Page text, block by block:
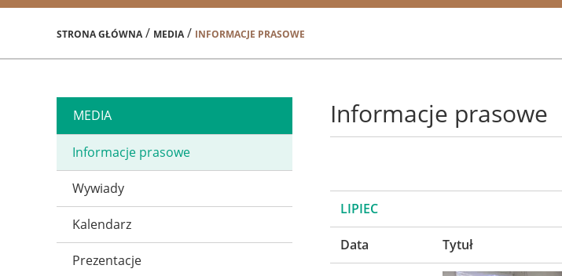
STRONA GŁÓWNA/ MEDIA/ INFORMACJE PRASOWE
MEDIA
Informacje prasowe
Wywiady
Kalendarz
Prezentacje
Informacje prasowe
LIPIEC
Data Tytuł